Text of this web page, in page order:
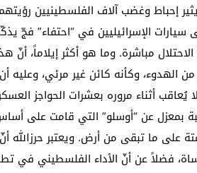
إحباط وغضب آلاف الفلسطينيين
سيارات الإسرائيليين في “احتفاء” فجّ
مباشرة. وما هو أكثر إيلاماً،
الهدوء، وكأنه كائن غير مرئي، وعليه
أثناء مروره بعشرات الحواجز
على ما تبقى من أرض. ويعتبر حرزالله
فضلاً عن أنّ الأداء الفلسطيني في